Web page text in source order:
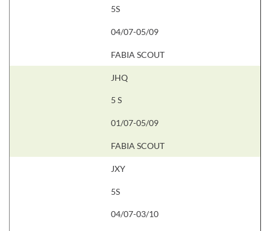
5S
04/07-05/09
FABIA SCOUT
JHQ
5 S
01/07-05/09
FABIA SCOUT
JXY
5S
04/07-03/10